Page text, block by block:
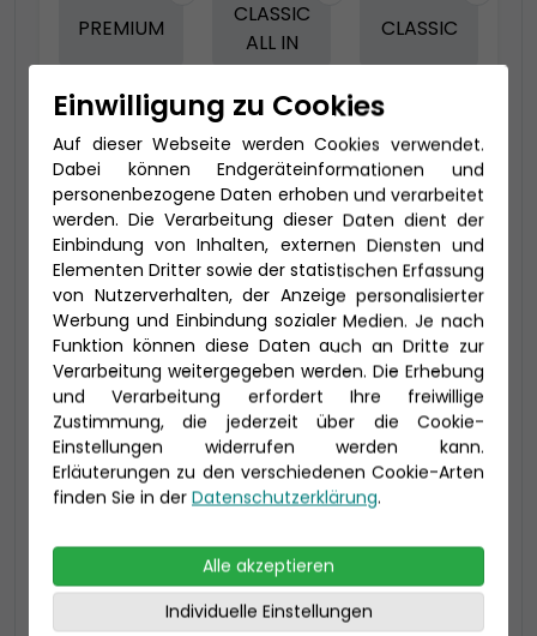
PREMIUM
CLASSIC
ALL IN
CLASSIC
-150 € - Frühbucher Plus
2-Bett Deluxe Suite (SA)
Suite auf Deck 15 ca. 125 qm (bis zu 4
Personen), inkl. privatem Sonnendeck
2 Badezimmer, begehbarer Kleiderschrank
Preis 7.580 €
Einwilligung zu Cookies
Auf dieser Webseite werden Cookies verwendet.
Dabei können Endgeräteinformationen und
personenbezogene Daten erhoben und verarbeitet
werden. Die Verarbeitung dieser Daten dient der
Einbindung von Inhalten, externen Diensten und
Elementen Dritter sowie der statistischen Erfassung
von Nutzerverhalten, der Anzeige personalisierter
Werbung und Einbindung sozialer Medien. Je nach
Funktion können diese Daten auch an Dritte zur
Verarbeitung weitergegeben werden. Die Erhebung
und Verarbeitung erfordert Ihre freiwillige
Zustimmung, die jederzeit über die Cookie-
Einstellungen widerrufen werden kann.
Erläuterungen zu den verschiedenen Cookie-Arten
finden Sie in der Datenschutzerklärung.
Alle akzeptieren
Individuelle Einstellungen